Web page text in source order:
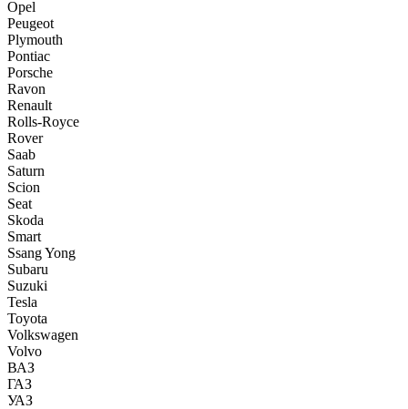
Opel
Peugeot
Plymouth
Pontiac
Porsche
Ravon
Renault
Rolls-Royce
Rover
Saab
Saturn
Scion
Seat
Skoda
Smart
Ssang Yong
Subaru
Suzuki
Tesla
Toyota
Volkswagen
Volvo
ВАЗ
ГАЗ
УАЗ